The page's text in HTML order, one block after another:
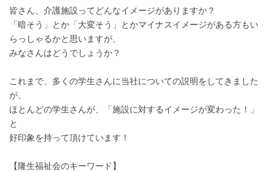
皆さん、介護施設ってどんなイメージがありますか？
「暗そう」とか「大変そう」とかマイナスイメージがある方もい
らっしゃるかと思いますが、
みなさんはどうでしょうか？
これまで、多くの学生さんに当社についての説明をしてきました
が、
ほとんどの学生さんが、「施設に対するイメージが変わった！」
と
好印象を持って頂けています！
【隆生福祉会のキーワード】